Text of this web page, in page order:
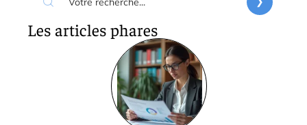
Les articles phares